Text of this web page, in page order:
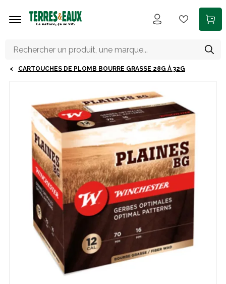
CARTOUCHES DE PLOMB BOURRE GRASSE 28G À 32G